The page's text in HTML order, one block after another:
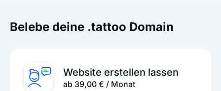
Belebe deine .tattoo Domain
Website erstellen lassen
ab 39,00 € / Monat